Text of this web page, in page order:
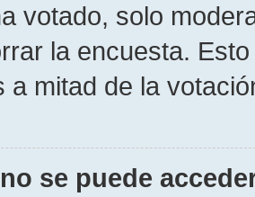
votado, solo
la encuesta.
a mitad de la
se puede